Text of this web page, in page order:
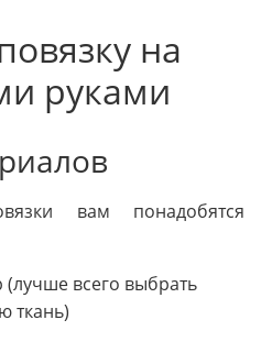
на
руками
вам понадобятся
всего выбрать
ткань)